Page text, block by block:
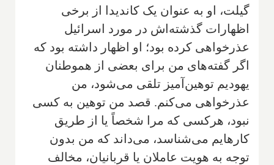
گیلت، او به عنوان یک کاندیدا از برخی
اظهارات گذشته‌اش در مورد اسرائیل
عذرخواهی کرده بود؛ او اظهار داشته بود که
اگر گفته‌های من برای بعضی از هموطنان
یهودیم توهین‌آمیز تلقی می‌شود‌، من
عذرخواهی می‌کنم. قصد من توهین به کسی
نبود، هرکسی که مرا شخصاً یا از طریق
کارهایم می‌شناسد‌، می‌داند که من بدون
توجه به هویت عاملان یا قربانیان‌، مخالف